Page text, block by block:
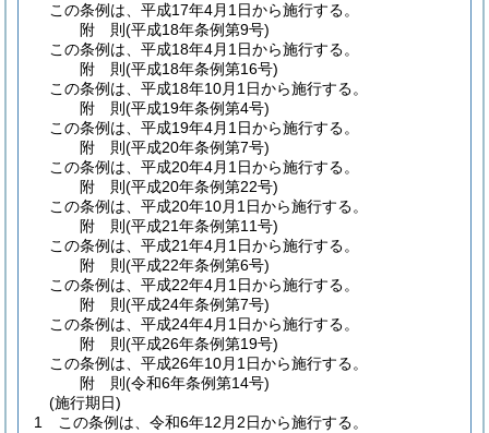
この条例は、平成17年4月1日から施行する。
附 則(平成18年条例第9号)
この条例は、平成18年4月1日から施行する。
附 則(平成18年条例第16号)
この条例は、平成18年10月1日から施行する。
附 則(平成19年条例第4号)
この条例は、平成19年4月1日から施行する。
附 則(平成20年条例第7号)
この条例は、平成20年4月1日から施行する。
附 則(平成20年条例第22号)
この条例は、平成20年10月1日から施行する。
附 則(平成21年条例第11号)
この条例は、平成21年4月1日から施行する。
附 則(平成22年条例第6号)
この条例は、平成22年4月1日から施行する。
附 則(平成24年条例第7号)
この条例は、平成24年4月1日から施行する。
附 則(平成26年条例第19号)
この条例は、平成26年10月1日から施行する。
附 則(令和6年条例第14号)
(施行期日)
1
この条例は、令和6年12月2日から施行する。